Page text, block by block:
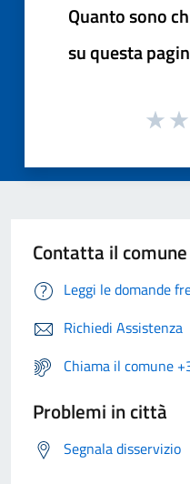
Quanto sono
su questa
Contatta il comune
Leggi le domande
Richiedi Assistenza
Chiama il comune
Problemi in città
Segnala disservizio